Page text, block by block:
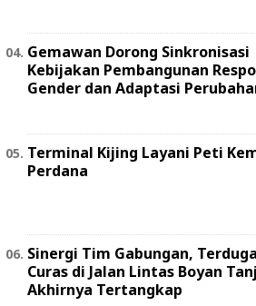
Gemawan Dorong Sinkronisasi
Kebijakan Pembangunan
Gender dan Adaptasi
Terminal Kijing Layani Peti
Perdana
Sinergi Tim Gabungan,
Curas di Jalan Lintas Boyan
Akhirnya Tertangkap